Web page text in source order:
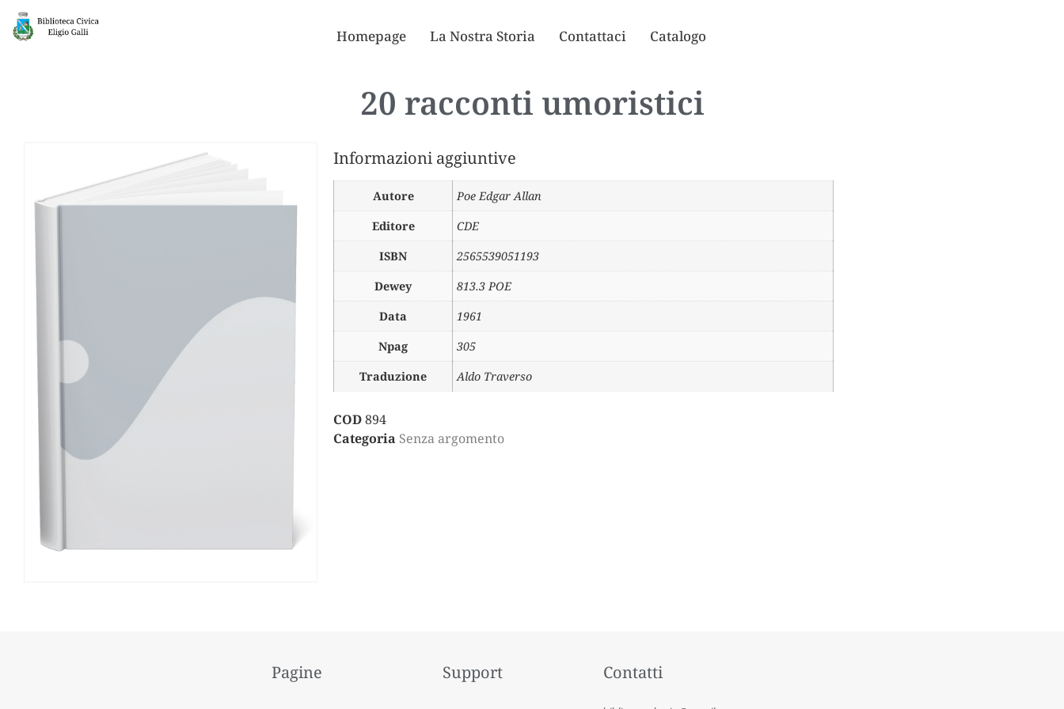
Homepage La Nostra Storia Contattaci Catalogo
20 racconti umoristici
Informazioni aggiuntive
Autore
Poe Edgar Allan
Editore
CDE
ISBN
2565539051193
Dewey
813.3 POE
Data
1961
Npag
305
Traduzione
Aldo Traverso
COD894
Categoria Senza argomento
Pagine Support Contatti